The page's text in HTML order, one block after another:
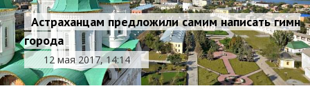
Астраханцам предложили самим написать гимн
города
12 мая 2017, 14:14